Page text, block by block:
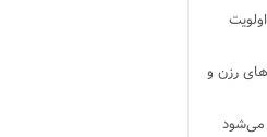
توسعه باغ هنر و برگزاری رویدادهای ملی ۲ اولویت
رزن و
می‌شود